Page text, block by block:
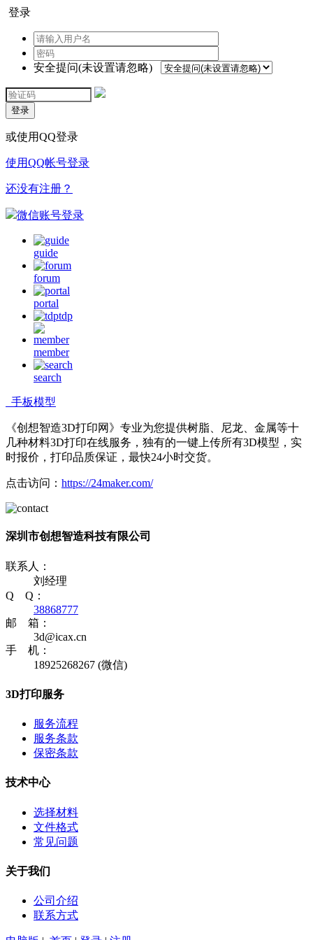
登录
安全提问(未设置请忽略)
登录
或使用QQ登录
使用QQ帐号登录
还没有注册？
微信账号登录
guide
forum
portal
tdp
member
search
手板模型
《创想智造3D打印网》专业为您提供树脂、尼龙、金属等十
几种材料3D打印在线服务，独有的一键上传所有3D模型，实
时报价，打印品质保证，最快24小时交货。
点击访问： https://24maker.com/
深圳市创想智造科技有限公司
联系人：
刘经理
Q Q：
38868777
邮 箱：
3d@icax.cn
手 机：
18925268267 (微信)
3D打印服务
服务流程
服务条款
保密条款
技术中心
选择材料
文件格式
常见问题
关于我们
公司介绍
联系方式